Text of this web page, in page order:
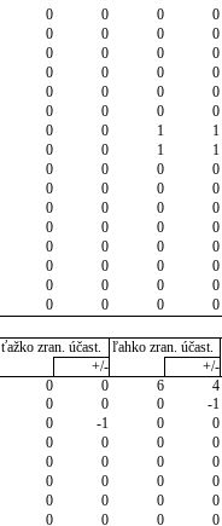
0 0 0 0
0 0 0 0
0 0 0 0
0 0 0 0
0 0 0 0
0 0 0 0
0 0 1 1
0 0 1 1
0 0 0 0
0 0 0 0
0 0 0 0
0 0 0 0
0 0 0 0
0 0 0 0
0 0 0 0
0 0 0 0
ťažko zran. účast. ľahko zran. účast.
+/- +/-
0 0 6 4
0 0 0 -1
0 -1 0 0
0 0 0 0
0 0 0 0
0 0 0 0
0 0 0 0
0 0 0 0